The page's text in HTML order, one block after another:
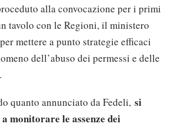
alla convocazione per i primi
tavolo con le Regioni, il ministero
mettere a punto strategie efficaci
dell’abuso dei permessi e delle
quanto annunciato da Fedeli, si
monitorare le assenze dei